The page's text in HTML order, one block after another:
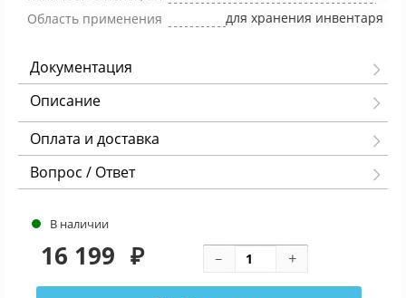
Область применения
для хранения инвентаря
Документация
Описание
Оплата и доставка
Вопрос / Ответ
В наличии
16 199 ₽